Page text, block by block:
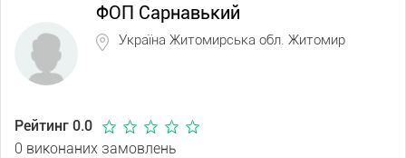
ФОП Сарнавький
Україна Житомирська обл. Житомир
Рейтинг 0.0
0 виконаних замовлень